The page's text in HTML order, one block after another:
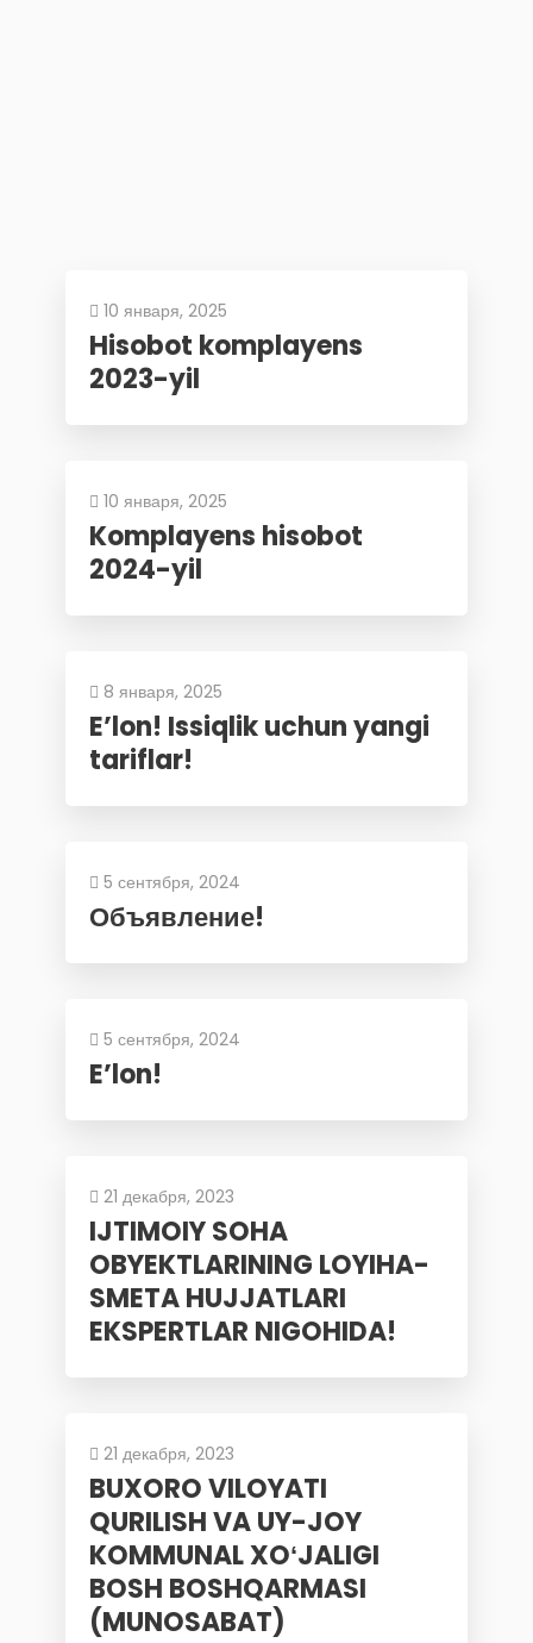
10 января, 2025
Hisobot komplayens
2023-yil
10 января, 2025
Komplayens hisobot
2024-yil
8 января, 2025
E’lon! Issiqlik uchun yangi
tariflar!
5 сентября, 2024
Объявление!
5 сентября, 2024
E’lon!
21 декабря, 2023
IJTIMOIY SOHA
OBYEKTLARINING LOYIHA-
SMETA HUJJATLARI
EKSPERTLAR NIGOHIDA!
21 декабря, 2023
BUXORO VILOYATI
QURILISH VA UY-JOY
KOMMUNAL XOʻJALIGI
BOSH BOSHQARMASI
(MUNOSABAT)